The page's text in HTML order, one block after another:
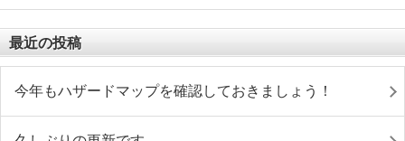
最近の投稿
今年もハザードマップを確認しておきましょう！